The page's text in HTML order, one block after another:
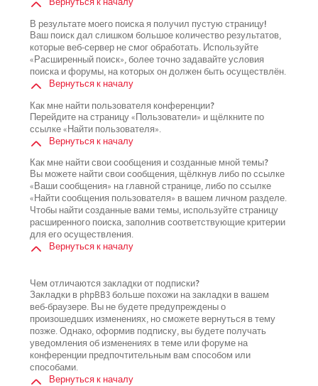
В результате моего поиска я получил пустую страницу!
Ваш поиск дал слишком большое количество результатов,
которые веб-сервер не смог обработать. Используйте
«Расширенный поиск», более точно задавайте условия
поиска и форумы, на которых он должен быть осуществлён.
Вернуться к началу
Как мне найти пользователя конференции?
Перейдите на страницу «Пользователи» и щёлкните по
ссылке «Найти пользователя».
Вернуться к началу
Как мне найти свои сообщения и созданные мной темы?
Вы можете найти свои сообщения, щёлкнув либо по ссылке
«Ваши сообщения» на главной странице, либо по ссылке
«Найти сообщения пользователя» в вашем личном разделе.
Чтобы найти созданные вами темы, используйте страницу
расширенного поиска, заполнив соответствующие критерии
для его осуществления.
Вернуться к началу
Чем отличаются закладки от подписки?
Закладки в phpBB3 больше похожи на закладки в вашем
веб-браузере. Вы не будете предупреждены о
произошедших изменениях, но сможете вернуться в тему
позже. Однако, оформив подписку, вы будете получать
уведомления об изменениях в теме или форуме на
конференции предпочтительным вам способом или
способами.
Вернуться к началу